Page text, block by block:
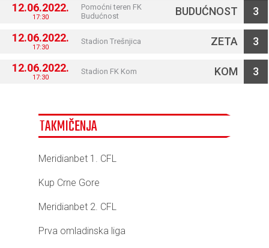
12.06.2022.
17:30
Pomoćni teren FK
Budućnost
BUDUĆNOST 3
12.06.2022.
17:30
Stadion Trešnjica ZETA 3
12.06.2022.
17:30
Stadion FK Kom KOM 3
TAKMIČENJA
Meridianbet 1. CFL
Kup Crne Gore
Meridianbet 2. CFL
Prva omladinska liga